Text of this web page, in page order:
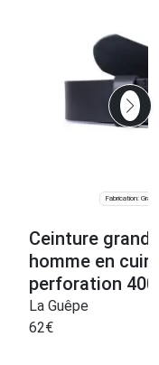
Fabrication:
Ceinture
homme en cuir
perforation
La Guêpe
62€